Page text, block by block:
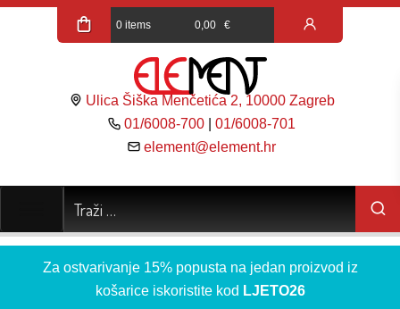
0 items 0,00 €
Ulica Šiška Menčetića 2, 10000 Zagreb
01/6008-700 |01/6008-701
element@element.hr
Za ostvarivanje 15% popusta na jedan proizvod iz
košarice iskoristite kod LJETO26